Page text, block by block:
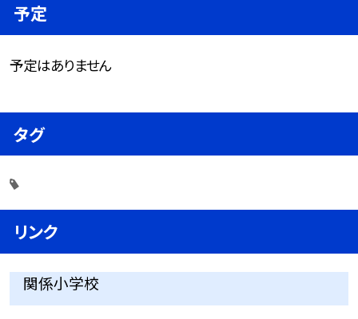
予定
予定はありません
タグ
リンク
関係小学校